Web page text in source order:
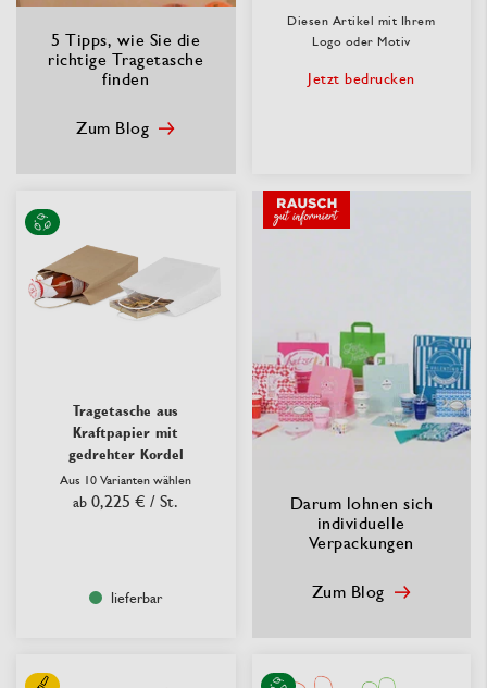
5 Tipps, wie Sie die
richtige Tragetasche
finden
Zum Blog
Diesen Artikel mit Ihrem
Logo oder Motiv
Jetzt bedrucken
Tragetasche aus
Kraftpapier mit
gedrehter Kordel
Aus 10 Varianten wählen
ab 0,225 € / St.
lieferbar
Darum lohnen sich
individuelle
Verpackungen
Zum Blog